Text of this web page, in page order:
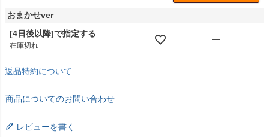
おまかせver
[4日後以降]で指定する
在庫切れ
—
返品特約について
商品についてのお問い合わせ
レビューを書く